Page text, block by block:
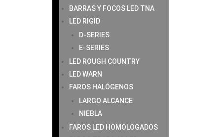
BARRAS Y FOCOS LED TNA
LED RIGID
D-SERIES
E-SERIES
LED ROUGH COUNTRY
LED WARN
FAROS HALÓGENOS
LARGO ALCANCE
NIEBLA
FAROS LED HOMOLOGADOS